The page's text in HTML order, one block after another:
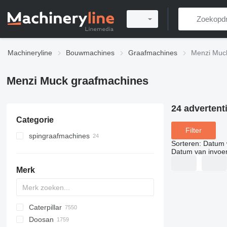
Machineryline Bouwmachines Graafmachines Menzi
Menzi Muck graafmachines
Categorie
spingraafmachines
Merk
AX
140W
150W
BC
MC
323
325
90
180
CK
440
570
Caterpillar
120
CF
S-series
DX
R-series
Doosan
24
Filter
Sorteren: Datum
Datum van